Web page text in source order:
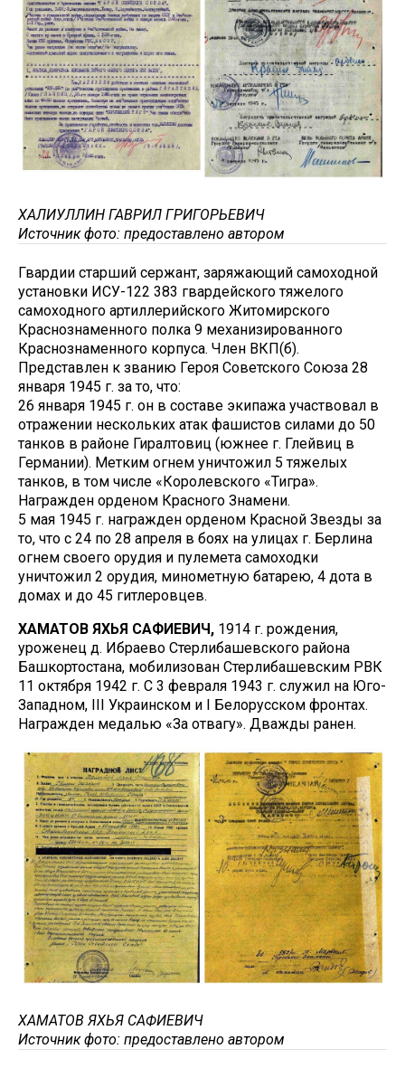
ХАЛИУЛЛИН ГАВРИЛ ГРИГОРЬЕВИЧ
Источник фото: предоставлено автором
Гвардии старший сержант, заряжающий самоходной
установки ИСУ-122 383 гвардейского тяжелого
самоходного артиллерийского Житомирского
Краснознаменного полка 9 механизированного
Краснознаменного корпуса. Член ВКП(б).
Представлен к званию Героя Советского Союза 28
января 1945 г. за то, что:
26 января 1945 г. он в составе экипажа участвовал в
отражении нескольких атак фашистов силами до 50
танков в районе Гиралтовиц (южнее г. Глейвиц в
Германии). Метким огнем уничтожил 5 тяжелых
танков, в том числе «Королевского «Тигра».
Награжден орденом Красного Знамени.
5 мая 1945 г. награжден орденом Красной Звезды за
то, что с 24 по 28 апреля в боях на улицах г. Берлина
огнем своего орудия и пулемета самоходки
уничтожил 2 орудия, минометную батарею, 4 дота в
домах и до 45 гитлеровцев.
ХАМАТОВ ЯХЬЯ САФИЕВИЧ, 1914 г. рождения,
уроженец д. Ибраево Стерлибашевского района
Башкортостана, мобилизован Стерлибашевским РВК
11 октября 1942 г. С 3 февраля 1943 г. служил на Юго-
Западном, III Украинском и I Белорусском фронтах.
Награжден медалью «За отвагу». Дважды ранен.
ХАМАТОВ ЯХЬЯ САФИЕВИЧ
Источник фото: предоставлено автором